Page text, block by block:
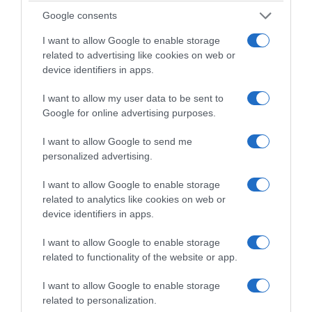
Google consents
I want to allow Google to enable storage
related to advertising like cookies on web or
device identifiers in apps.
I want to allow my user data to be sent to
Google for online advertising purposes.
I want to allow Google to send me
personalized advertising.
I want to allow Google to enable storage
related to analytics like cookies on web or
device identifiers in apps.
I want to allow Google to enable storage
related to functionality of the website or app.
I want to allow Google to enable storage
related to personalization.
είναι ότι ο όγκος των SMS δεν οδηγεί στην
εξαγωγή ασφαλών συμπερασμάτων. Αυτό
που μπορούμε να αξιολογήσουμε είναι ότι το
άνοιγμα του λιανεμπορίου έγινε
συντεταγμένα και με τήρηση των μέτρων.
Αυτό αποδεικνύεται πέρα από κάθε
αμφιβολία από την πτώση της θετικότητας
των τεστ τις τελευταίες εβδομάδες, δηλαδή
συνολικό τους αριθμό. Και πρέπει να
αναγνωρίσουμε ότι όλοι οι εμπλεκόμενοι,
έμποροι, υπάλληλοι και πολίτες, συνέβαλαν
καθοριστικά σε αυτό.
ΔΙΑΦΗΜΙΣΗ